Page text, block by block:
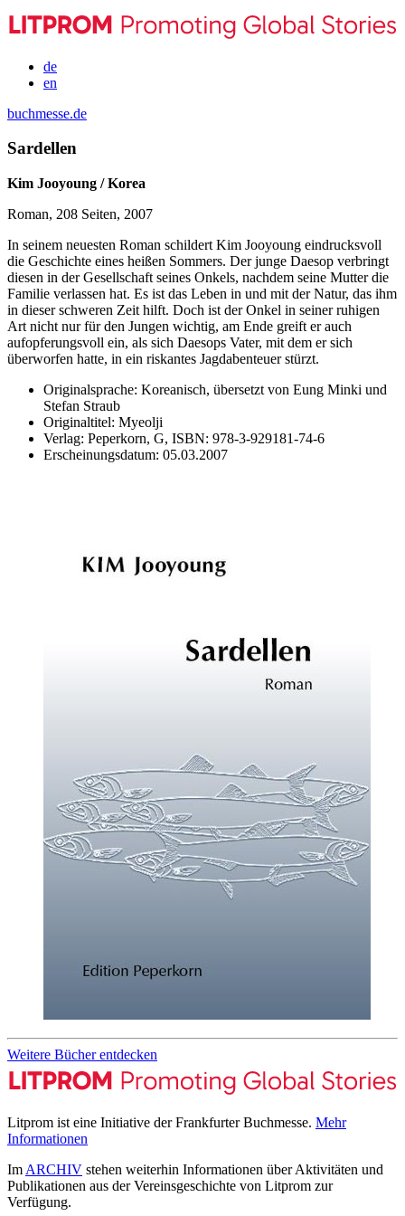
de
en
buchmesse.de
Sardellen
Kim Jooyoung / Korea
Roman, 208 Seiten, 2007
In seinem neuesten Roman schildert Kim Jooyoung eindrucksvoll
die Geschichte eines heißen Sommers. Der junge Daesop verbringt
diesen in der Gesellschaft seines Onkels, nachdem seine Mutter die
Familie verlassen hat. Es ist das Leben in und mit der Natur, das ihm
in dieser schweren Zeit hilft. Doch ist der Onkel in seiner ruhigen
Art nicht nur für den Jungen wichtig, am Ende greift er auch
aufopferungsvoll ein, als sich Daesops Vater, mit dem er sich
überworfen hatte, in ein riskantes Jagdabenteuer stürzt.
Originalsprache: Koreanisch, übersetzt von Eung Minki und
Stefan Straub
Originaltitel: Myeolji
Verlag: Peperkorn, G, ISBN: 978-3-929181-74-6
Erscheinungsdatum: 05.03.2007
Weitere Bücher entdecken
Litprom ist eine Initiative der Frankfurter Buchmesse. Mehr
Informationen
Im ARCHIV stehen weiterhin Informationen über Aktivitäten und
Publikationen aus der Vereinsgeschichte von Litprom zur
Verfügung.